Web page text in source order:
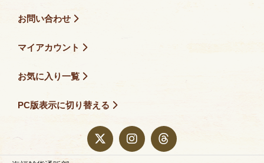
お問い合わせ
マイアカウント
お気に入り一覧
PC版表示に切り替える